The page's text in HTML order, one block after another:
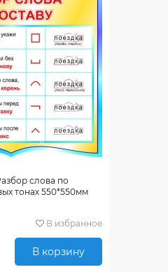
слова по
тонах 550*550мм
В избранное
В корзину